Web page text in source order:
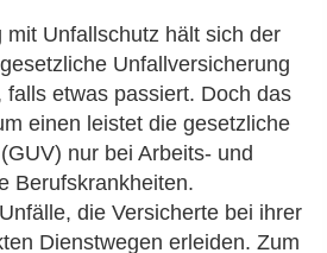
mit Unfallschutz hält sich der
Unfall­ver­si­che­rung
falls etwas passiert. Doch das
einen leistet die gesetzliche
nur bei Arbeits- und
Berufskrankheiten.
die Versicherte bei ihrer
Dienstwegen erleiden. Zum